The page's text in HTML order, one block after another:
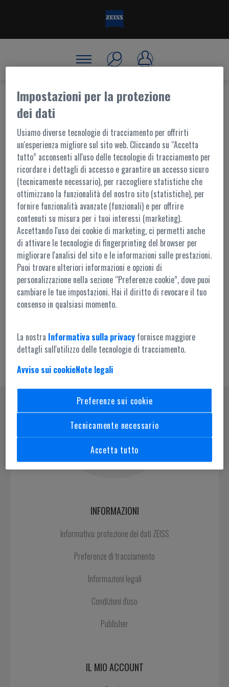
ACCESSO AL PORTALE
I contenuti di questo portale sono accessibili ai soli utenti registrati.
L'accesso è possibile tramiteMyZEISS
Per ulteriori informazioni,contattaci
Accesso amministrazione
INFORMAZIONI
Informativa: protezione dei dati ZEISS
Preferenze di tracciamento
Informazioni legali
Condizioni d'uso
Publisher
IL MIO ACCOUNT
Impostazioni per la protezione
dei dati
Usiamo diverse tecnologie di tracciamento per offrirti
un'esperienza migliore sul sito web. Cliccando su “Accetta
tutto” acconsenti all'uso delle tecnologie di tracciamento per
ricordare i dettagli di accesso e garantire un accesso sicuro
(tecnicamente necessario), per raccogliere statistiche che
ottimizzano la funzionalità del nostro sito (statistiche), per
fornire funzionalità avanzate (funzionali) e per offrire
contenuti su misura per i tuoi interessi (marketing).
Accettando l'uso dei cookie di marketing, ci permetti anche
di attivare le tecnologie di fingerprinting del browser per
migliorare l'analisi del sito e le informazioni sulle prestazioni.
Puoi trovare ulteriori informazioni e opzioni di
personalizzazione nella sezione “Preferenze cookie”, dove puoi
cambiare le tue impostazioni. Hai il diritto di revocare il tuo
consenso in qualsiasi momento.
La nostra Informativa sulla privacy fornisce maggiore
dettagli sull'utilizzo delle tecnologie di tracciamento.
Avviso sui cookieNote legali
Preferenze sui cookie
Tecnicamente necessario
Accetta tutto